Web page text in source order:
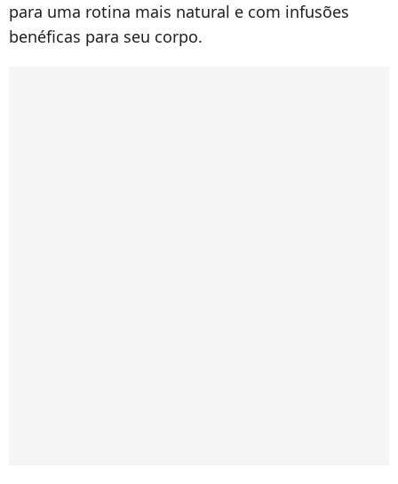
para uma rotina mais natural e com infusões
benéficas para seu corpo.